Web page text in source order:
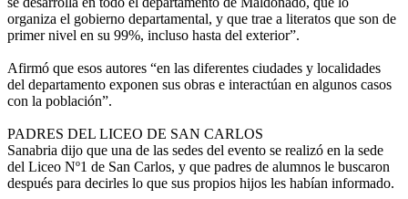
organiza el gobierno departamental, y que trae a literatos que son de
primer nivel en su 99%, incluso hasta del exterior”.
Afirmó que esos autores “en las diferentes ciudades y localidades
del departamento exponen sus obras e interactúan en algunos casos
con la población”.
PADRES DEL LICEO DE SAN CARLOS
Sanabria dijo que una de las sedes del evento se realizó en la sede
del Liceo Nº1 de San Carlos, y que padres de alumnos le buscaron
después para decirles lo que sus propios hijos les habían informado.